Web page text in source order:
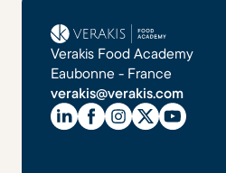
Verakis Food Academy
Eaubonne - France
verakis@verakis.com